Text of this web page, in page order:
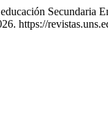
Secundaria
https://